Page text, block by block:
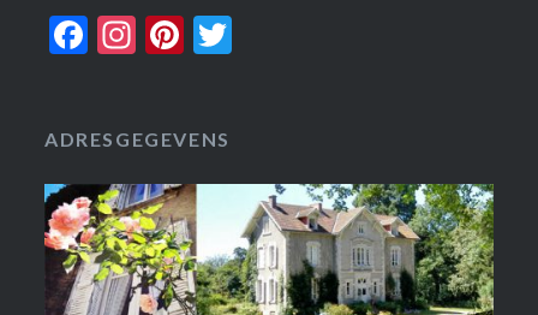
Facebook
Instagram
Pinterest
ADRESGEGEVENS